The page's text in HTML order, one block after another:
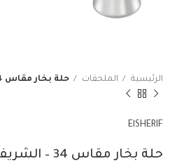
الرئيسية الملحقات حلة بخار مقاس 34 – الشريف
ElSHERIF
حلة بخار مقاس 34 – الشريف